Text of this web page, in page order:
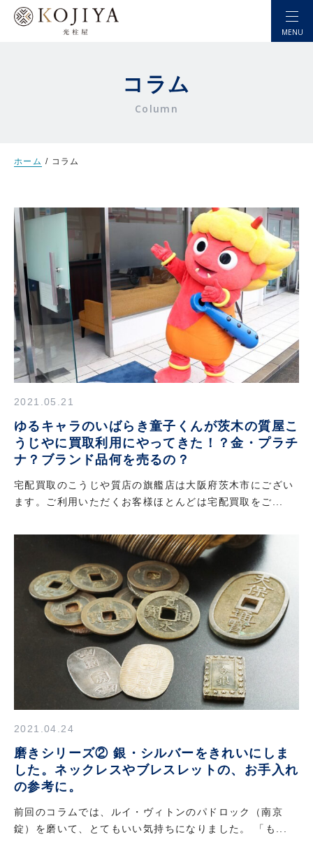
選ばれる理由
店頭で売りたい
お金を借りたい
(株式会社 質こうじや)
店舗情報
よくあるご質問
コラム
SDGsの取り組みについて
メールで宅配査定
プライバシーポリシー
特定商取引法・古物営業法に基づく表示
MENU
コラム
Column
ホーム コラム
2021.05.21
ゆるキャラのいばらき童子くんが茨木の質屋こ
うじやに買取利用にやってきた！？金・プラチ
ナ？ブランド品何を売るの？
宅配買取のこうじや質店の旗艦店は大阪府茨木市にござい
ます。ご利用いただくお客様ほとんどは宅配買取をご...
2021.04.24
磨きシリーズ② 銀・シルバーをきれいにしま
した。ネックレスやブレスレットの、お手入れ
の参考に。
前回のコラムでは、ルイ・ヴィトンのパドロック（南京
錠）を磨いて、とてもいい気持ちになりました。 「も...
電話で宅配査定の申し込みをする
0120-24-7778
定休日 水曜日・第２日曜日に付随する土曜日・第2日曜日